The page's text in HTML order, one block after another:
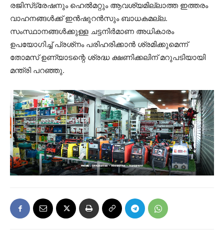
രജിസ്‌ട്രേഷനും ഹെല്‍മറ്റും ആവശ്യമില്ലാത്ത ഇത്തരം
വാഹനങ്ങള്‍ക്ക് ഇന്‍ഷുറന്‍സും ബാധകമല്ല.
സംസ്ഥാനങ്ങള്‍ക്കുള്ള ചട്ടനിര്‍മാണ അധികാരം
ഉപയോഗിച്ച് പ്രശ്‌നം പരിഹരിക്കാന്‍ ശ്രമിക്കുമെന്ന്
തോമസ് ഉണ്യാടന്റെ ശ്രദ്ധ ക്ഷണിക്കലിന് മറുപടിയായി
മന്ത്രി പറഞ്ഞു.